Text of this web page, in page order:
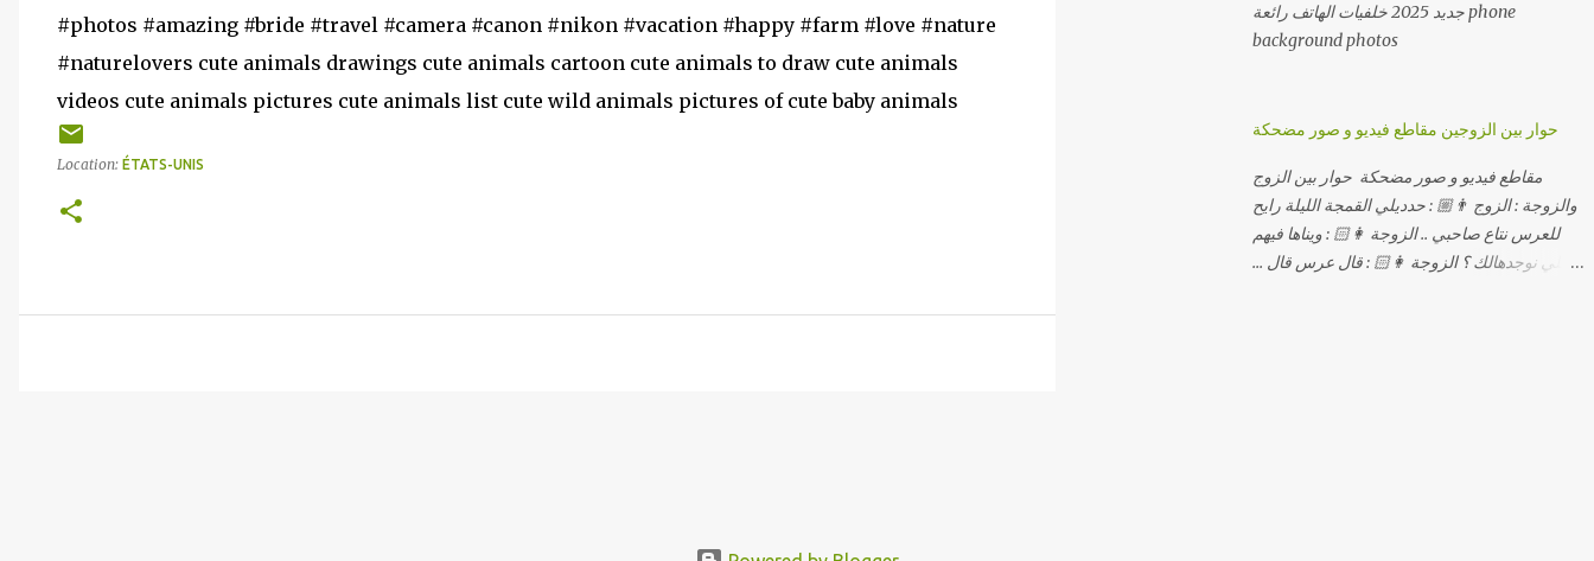
#photos #amazing #bride #travel #camera #canon #nikon #vacation #happy #farm #love #nature
#naturelovers cute animals drawings cute animals cartoon cute animals to draw cute animals
videos cute animals pictures cute animals list cute wild animals pictures of cute baby animals
Location: ÉTATS-UNIS
جديد 2025 خلفيات الهاتف رائعة phone
background photos
حوار بين الزوجين مقاطع فيديو و صور مضحكة
مقاطع فيديو و صور مضحكة حوار بين الزوج
والزوجة : الزوج 👨🏼 : حدديلي القمجة الليلة رايح
للعرس نتاع صاحبي .. الزوجة 👩🏻 : ويناها فيهم
اللي نوجدهالك ؟ الزوجة 👩🏻 : قال عرس قال ...